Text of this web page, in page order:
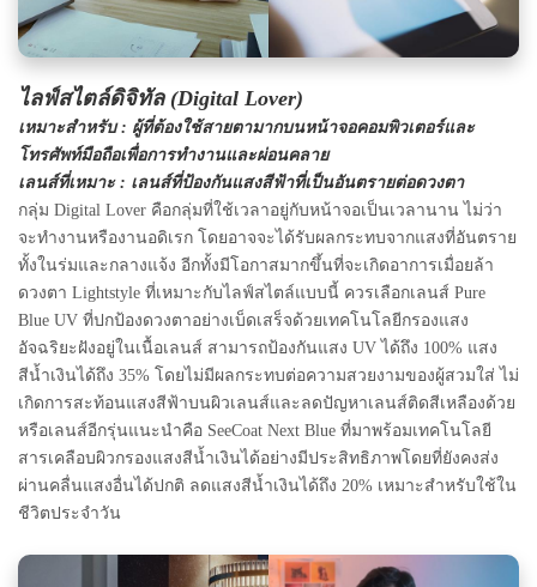
ไลฟ์สไตล์ดิจิทัล (Digital Lover)
เหมาะสำหรับ: ผู้ที่ต้องใช้สายตามากบนหน้าจอคอมพิวเตอร์และ
โทรศัพท์มือถือเพื่อการทำงานและผ่อนคลาย
เลนส์ที่เหมาะ: เลนส์ที่ป้องกันแสงสีฟ้าที่เป็นอันตรายต่อดวงตา
กลุ่ม Digital Lover คือกลุ่มที่ใช้เวลาอยู่กับหน้าจอเป็นเวลานาน ไม่ว่า
จะทำงานหรืองานอดิเรก โดยอาจจะได้รับผลกระทบจากแสงที่อันตราย
ทั้งในร่มและกลางแจ้ง อีกทั้งมีโอกาสมากขึ้นที่จะเกิดอาการเมื่อยล้า
ดวงตา Lightstyle ที่เหมาะกับไลฟ์สไตล์แบบนี้ ควรเลือกเลนส์ Pure
Blue UV ที่ปกป้องดวงตาอย่างเบ็ดเสร็จด้วยเทคโนโลยีกรองแสง
อัจฉริยะฝังอยู่ในเนื้อเลนส์ สามารถป้องกันแสง UV ได้ถึง 100% แสง
สีน้ำเงินได้ถึง 35% โดยไม่มีผลกระทบต่อความสวยงามของผู้สวมใส่ ไม่
เกิดการสะท้อนแสงสีฟ้าบนผิวเลนส์และลดปัญหาเลนส์ติดสีเหลืองด้วย
หรือเลนส์อีกรุ่นแนะนำคือ SeeCoat Next Blue ที่มาพร้อมเทคโนโลยี
สารเคลือบผิวกรองแสงสีน้ำเงินได้อย่างมีประสิทธิภาพโดยที่ยังคงส่ง
ผ่านคลื่นแสงอื่นได้ปกติ ลดแสงสีน้ำเงินได้ถึง 20% เหมาะสำหรับใช้ใน
ชีวิตประจำวัน